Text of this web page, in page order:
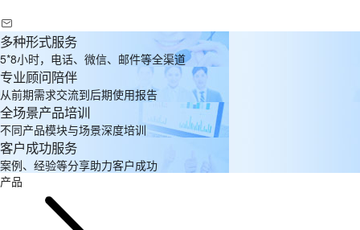
多种形式服务
5*8小时，电话、微信、邮件等全渠道
专业顾问陪伴
从前期需求交流到后期使用报告
全场景产品培训
不同产品模块与场景深度培训
客户成功服务
案例、经验等分享助力客户成功
产品